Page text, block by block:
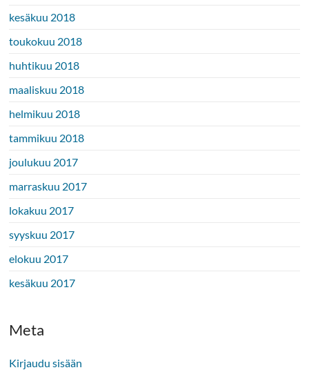
kesäkuu 2018
toukokuu 2018
huhtikuu 2018
maaliskuu 2018
helmikuu 2018
tammikuu 2018
joulukuu 2017
marraskuu 2017
lokakuu 2017
syyskuu 2017
elokuu 2017
kesäkuu 2017
Meta
Kirjaudu sisään